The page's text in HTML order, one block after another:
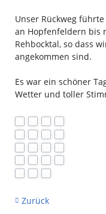
Unser Rückweg
an Hopfenfeldern bis
Rehbocktal, so dass
angekommen sind.
Es war ein schöner
Wetter und toller
Zurück